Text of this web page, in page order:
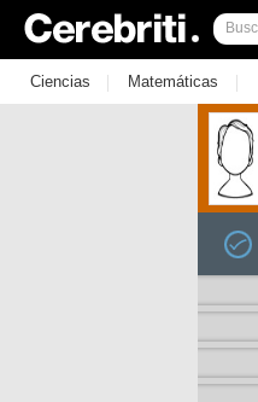
Ciencias | Matemáticas |